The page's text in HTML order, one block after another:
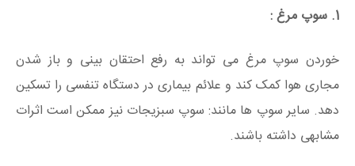
1. سوپ مرغ :
خوردن سوپ مرغ می تواند به رفع احتقان بینی و باز شدن
مجاری هوا کمک کند و علائم بیماری در دستگاه تنفسی را تسکین
دهد. سایر سوپ ها مانند: سوپ سبزیجات نیز ممکن است اثرات
مشابهی داشته باشند.